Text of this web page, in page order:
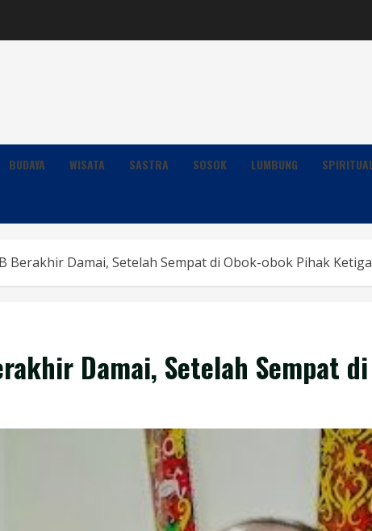
BUDAYA WISATA SASTRA SOSOK LUMBUNG
Berakhir Damai, Setelah Sempat di Obok-obok Pihak Ketiga
Damai, Setelah Sempat